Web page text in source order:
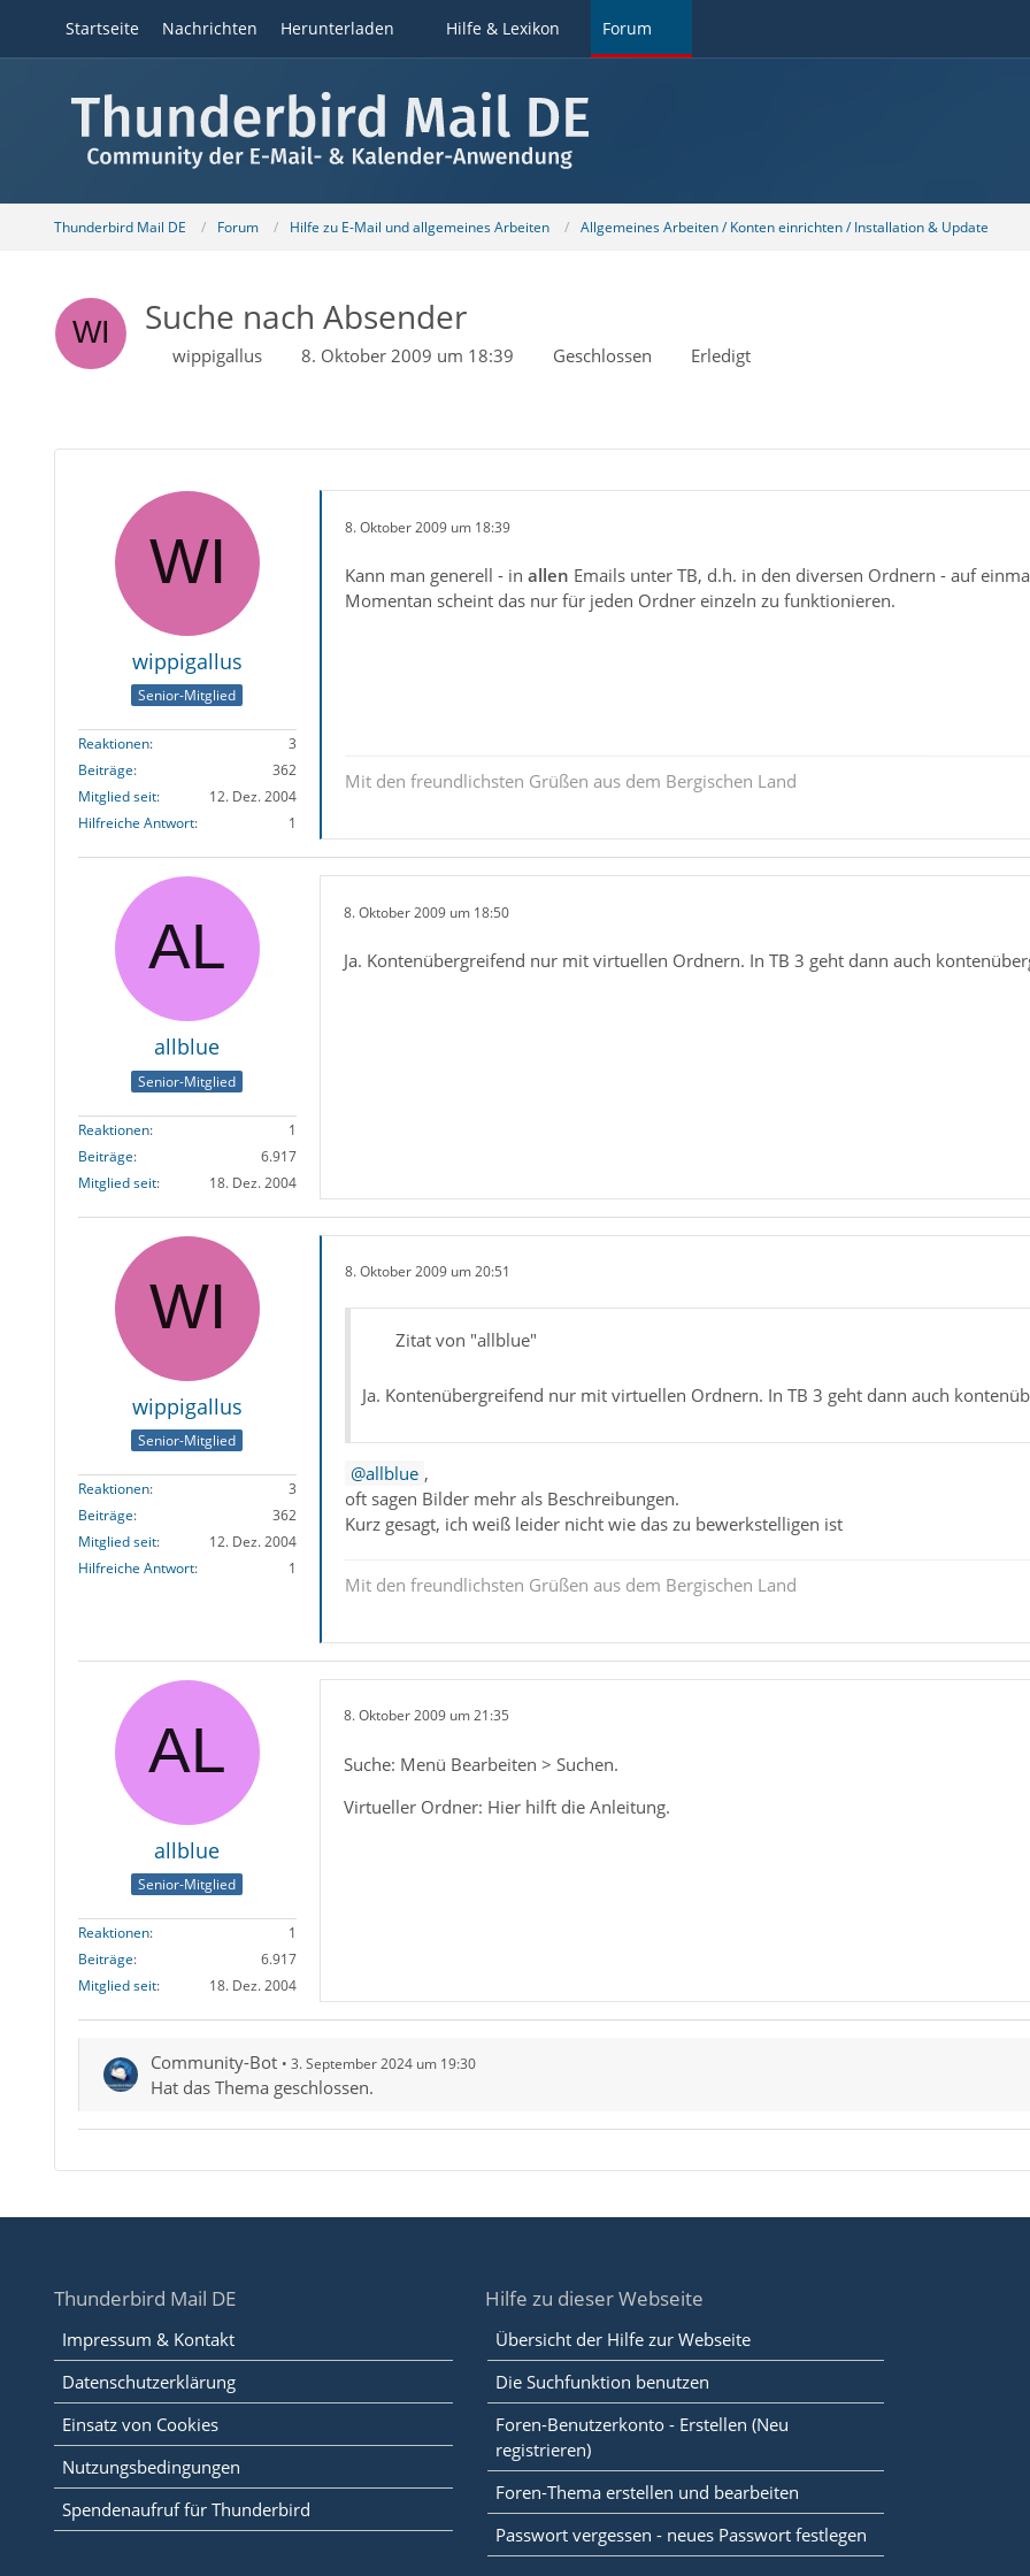
Startseite Nachrichten Herunterladen Hilfe & Lexikon Forum
Thunderbird Mail DE Forum Hilfe zu E-Mail und allgemeines Arbeiten Allgemeines Arbeiten / Konten einrichten / Installation & Update
Suche nach Absender
wippigallus 8. Oktober 2009 um 18:39 Geschlossen Erledigt
wippigallus
Senior-Mitglied
Reaktionen
3
Beiträge
362
Mitglied seit
12. Dez. 2004
Hilfreiche Antwort
1
8. Oktober 2009 um 18:39
Kann man generell - in allen Emails unter TB, d.h. in den diversen Ordnern - auf
Momentan scheint das nur für jeden Ordner einzeln zu funktionieren.
Mit den freundlichsten Grüßen aus dem Bergischen Land
allblue
Senior-Mitglied
Reaktionen
1
Beiträge
6.917
Mitglied seit
18. Dez. 2004
8. Oktober 2009 um 18:50
Ja. Kontenübergreifend nur mit virtuellen Ordnern. In TB 3 geht dann auch
wippigallus
Senior-Mitglied
Reaktionen
3
Beiträge
362
Mitglied seit
12. Dez. 2004
Hilfreiche Antwort
1
8. Oktober 2009 um 20:51
Zitat von "allblue"
Ja. Kontenübergreifend nur mit virtuellen Ordnern. In TB 3 geht dann auch
allblue ,
oft sagen Bilder mehr als Beschreibungen.
Kurz gesagt, ich weiß leider nicht wie das zu bewerkstelligen ist
Mit den freundlichsten Grüßen aus dem Bergischen Land
allblue
Senior-Mitglied
Reaktionen
1
Beiträge
6.917
Mitglied seit
18. Dez. 2004
8. Oktober 2009 um 21:35
Suche: Menü Bearbeiten > Suchen.
Virtueller Ordner: Hier hilft die Anleitung.
Community-Bot 3. September 2024 um 19:30
Hat das Thema geschlossen.
Thunderbird Mail DE
Impressum & Kontakt
Datenschutzerklärung
Einsatz von Cookies
Nutzungsbedingungen
Spendenaufruf für Thunderbird
Hilfe zu dieser Webseite
Übersicht der Hilfe zur Webseite
Die Suchfunktion benutzen
Foren-Benutzerkonto - Erstellen (Neu
registrieren)
Foren-Thema erstellen und bearbeiten
Passwort vergessen - neues Passwort festlegen